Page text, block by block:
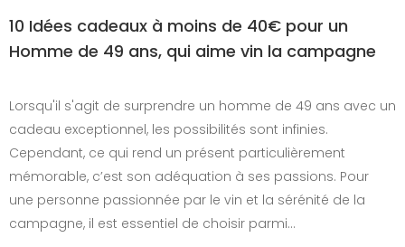
10 Idées cadeaux à moins de 40€ pour un
Homme de 49 ans, qui aime vin la campagne
Lorsqu'il s'agit de surprendre un homme de 49 ans avec un
cadeau exceptionnel, les possibilités sont infinies.
Cependant, ce qui rend un présent particulièrement
mémorable, c’est son adéquation à ses passions. Pour
une personne passionnée par le vin et la sérénité de la
campagne, il est essentiel de choisir parmi…